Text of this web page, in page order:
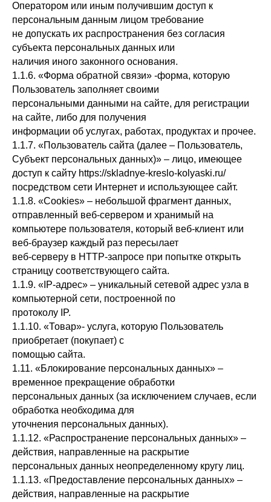
Оператором или иным получившим доступ к
персональным данным лицом требование
не допускать их распространения без согласия
субъекта персональных данных или
наличия иного законного основания.
1.1.6. «Форма обратной связи» -форма, которую
Пользователь заполняет своими
персональными данными на сайте, для регистрации
на сайте, либо для получения
информации об услугах, работах, продуктах и прочее.
1.1.7. «Пользователь сайта (далее – Пользователь,
Субъект персональных данных)» – лицо, имеющее
доступ к сайту https://skladnye-kreslo-kolyaski.ru/
посредством сети Интернет и использующее сайт.
1.1.8. «Cookies» – небольшой фрагмент данных,
отправленный веб-сервером и хранимый на
компьютере пользователя, который веб-клиент или
веб-браузер каждый раз пересылает
веб-серверу в HTTP-запросе при попытке открыть
страницу соответствующего сайта.
1.1.9. «IP-адрес» – уникальный сетевой адрес узла в
компьютерной сети, построенной по
протоколу IP.
1.1.10. «Товар»- услуга, которую Пользователь
приобретает (покупает) с
помощью сайта.
1.11. «Блокирование персональных данных» –
временное прекращение обработки
персональных данных (за исключением случаев, если
обработка необходима для
уточнения персональных данных).
1.1.12. «Распространение персональных данных» –
действия, направленные на раскрытие
персональных данных неопределенному кругу лиц.
1.1.13. «Предоставление персональных данных» –
действия, направленные на раскрытие